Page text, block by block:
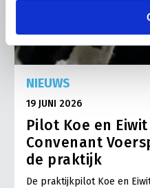
NIEUWS
19 JUNI 2026
Pilot Koe en
Convenant
de praktijk
De praktijkpilot Koe en